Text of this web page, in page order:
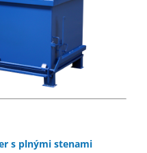
s plnými stenami